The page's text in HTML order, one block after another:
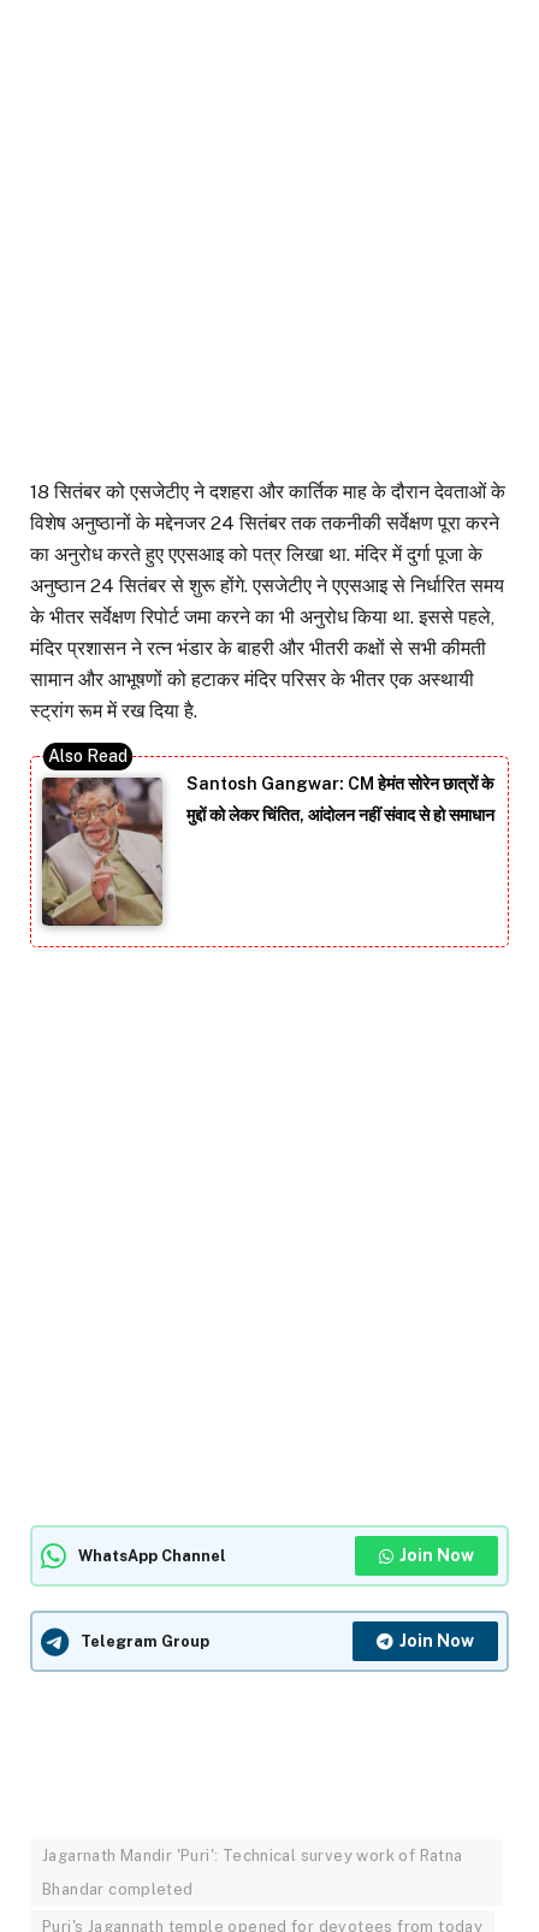
18 सितंबर को एसजेटीए ने दशहरा और कार्तिक माह के दौरान देवताओं के
विशेष अनुष्ठानों के मद्देनजर 24 सितंबर तक तकनीकी सर्वेक्षण पूरा करने
का अनुरोध करते हुए एएसआइ को पत्र लिखा था. मंदिर में दुर्गा पूजा के
अनुष्ठान 24 सितंबर से शुरू होंगे. एसजेटीए ने एएसआइ से निर्धारित समय
के भीतर सर्वेक्षण रिपोर्ट जमा करने का भी अनुरोध किया था. इससे पहले,
मंदिर प्रशासन ने रत्न भंडार के बाहरी और भीतरी कक्षों से सभी कीमती
सामान और आभूषणों को हटाकर मंदिर परिसर के भीतर एक अस्थायी
स्ट्रांग रूम में रख दिया है.
Santosh Gangwar: CM हेमंत सोरेन छात्रों के
मुद्दों को लेकर चिंतित, आंदोलन नहीं संवाद से हो समाधान
WhatsApp Channel Join Now
Telegram Group Join Now
Jagarnath Mandir 'Puri': Technical survey work of Ratna
Bhandar completed
Puri's Jagannath temple opened for devotees from today